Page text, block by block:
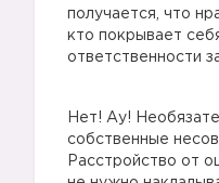
получается, что
кто покрывает
ответственности
Нет! Ау!
собственные
Расстройство от